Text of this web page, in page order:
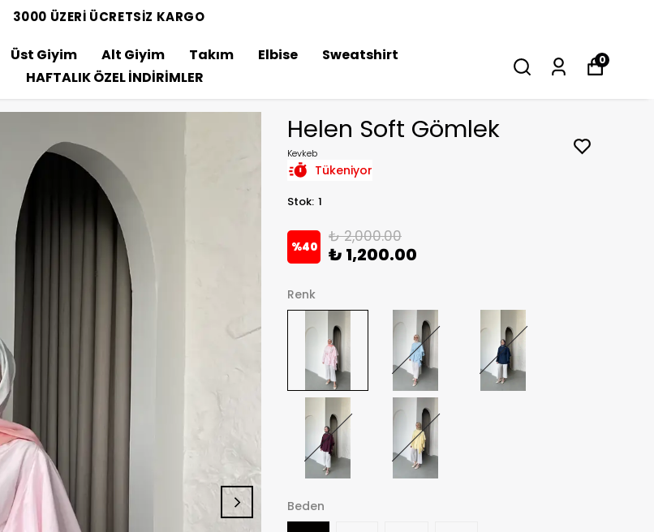
3000 ÜZERİ ÜCRETSİZ KARGO
Üst Giyim Alt Giyim Takım Elbise
Sweatshirt
HAFTALIK ÖZEL İNDİRİMLER
0
Helen Soft Gömlek
Kevkeb
Tükeniyor
Stok: 1
%40
₺ 2,000.00
₺ 1,200.00
Renk
Beden